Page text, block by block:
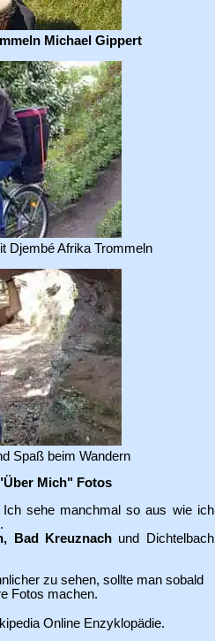
Michael Gippert
Djembé Afrika Trommeln
Spaß beim Wandern
Mich" Fotos
sehe manchmal so aus wie ich
Bad Kreuznach und Dichtelbach
zu sehen, sollte man sobald
Fotos machen.
Online Enzyklopädie.